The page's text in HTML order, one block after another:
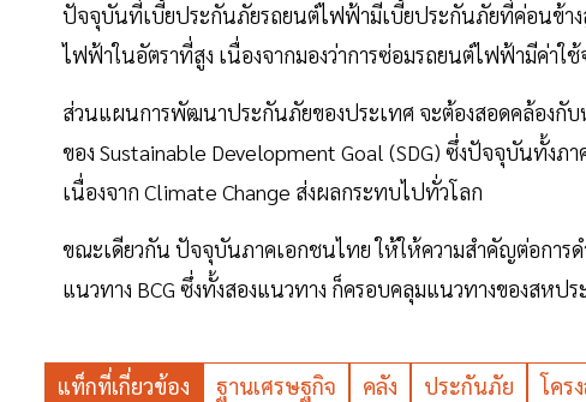
ปัจจุบันที่เบี้ยประกันภัยรถยนต์ไฟฟ้ามีเบี้ยประกันภัยที่ค่อนข้า
ไฟฟ้าในอัตราที่สูง เนื่องจากมองว่าการซ่อมรถยนต์ไฟฟ้ามีค่าใช้
ส่วนแผนการพัฒนาประกันภัยของประเทศ จะต้องสอดคล้อง
ของ Sustainable Development Goal (SDG) ซึ่งปัจจุบันทั้ง
เนื่องจาก Climate Change ส่งผลกระทบไปทั่วโลก
ขณะเดียวกัน ปัจจุบันภาคเอกชนไทย ให้ให้ความสำคัญต่อการ
แนวทาง BCG ซึ่งทั้งสองแนวทาง ก็ครอบคลุมแนวทางของสหปร
แท็กที่เกี่ยวข้อง ฐานเศรษฐกิจ คลัง ประกันภัย โคร